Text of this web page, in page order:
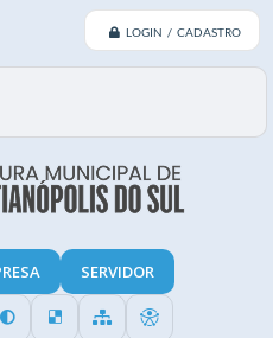
LOGIN / CADASTRO
SERVIDOR